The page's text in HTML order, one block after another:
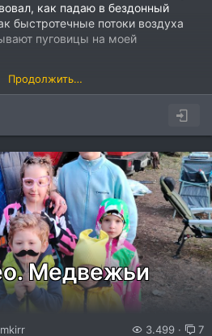
как падаю в бездонный
быстротечные потоки воздуха
пуговицы на моей
Продолжить…
Медвежьи
3.499 7